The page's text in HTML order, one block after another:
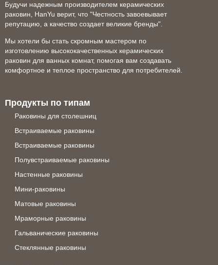
Будучи надежным производителем керамических
раковин, HanYu верит, что "Честность завоевывает
репутацию, а качество создает великие бренды".
Мы хотели бы стать скромным мастером по
изготовлению высококачественных керамических
раковин для ванных комнат, помогая вам создавать
комфортное и теплое пространство для потребителей.
Продукты по типам
Раковины для столешниц
Встраиваемые раковины
Встраиваемые раковины
Полувстраиваемые раковины
Настенные раковины
Мини-раковины
Матовые раковины
Мраморные раковины
Гальванические раковины
Стеклянные раковины